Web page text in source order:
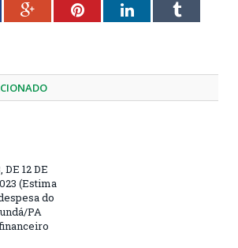
Google+PinterestLinkedInTumblr
12 DE
(Estima
do
PA